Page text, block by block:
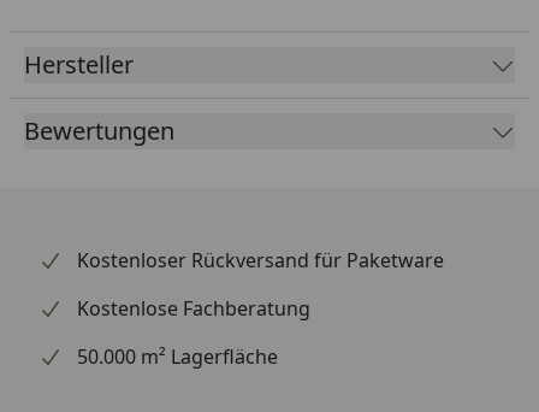
Hersteller
Bewertungen
Kostenloser Rückversand für Paketware
Kostenlose Fachberatung
50.000 m² Lagerfläche